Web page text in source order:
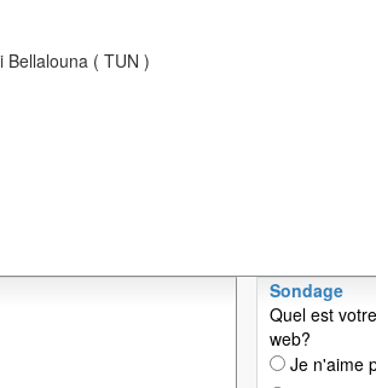
Bellalouna ( TUN )
Sondage
Quel est
web?
Je n'aime